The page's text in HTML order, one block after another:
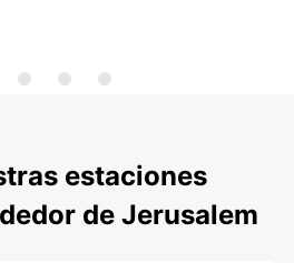
estaciones
de Jerusalem